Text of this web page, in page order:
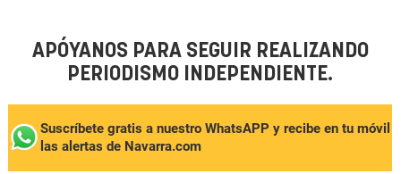
APÓYANOS PARA SEGUIR REALIZANDO
PERIODISMO INDEPENDIENTE.
Suscríbete gratis a nuestro WhatsAPP y recibe en tu móvil
las alertas de Navarra.com